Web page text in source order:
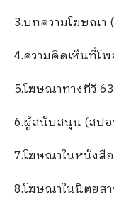
3.บทความโฆษณา
4.ความคิดเห็นที่โ
5.โฆษณาทางทีวี
6.ผู้สนับสนุน (สปอ
7.โฆษณาในหนังสื
8.โฆษณาในนิตยสา